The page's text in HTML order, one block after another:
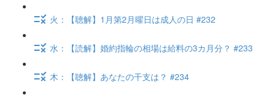
火：【聴解】1月第2月曜日は成人の日 #232
水：【読解】婚約指輪の相場は給料の3カ月分？ #233
木：【聴解】あなたの干支は？ #234